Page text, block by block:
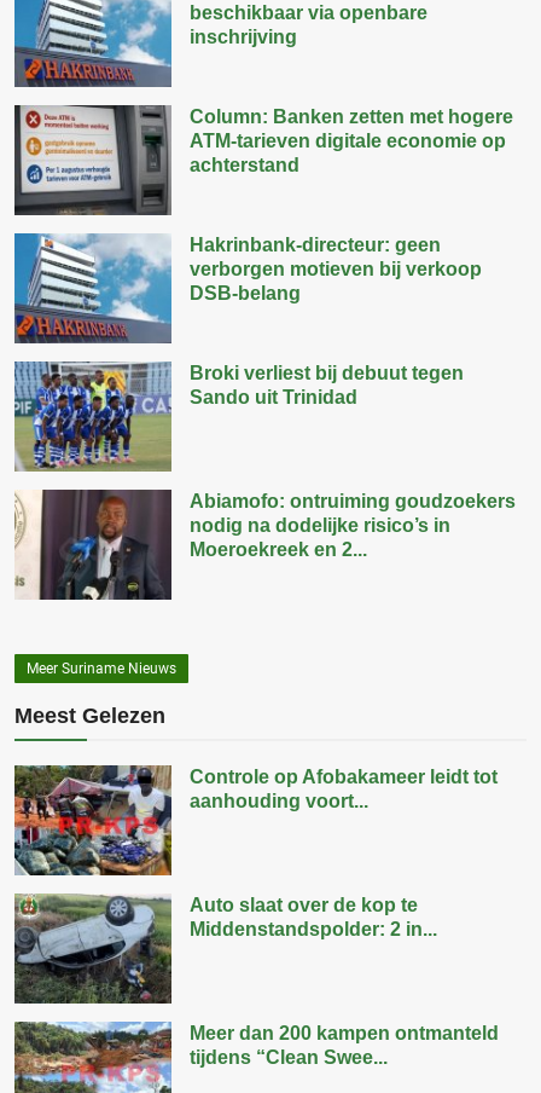
beschikbaar via openbare
inschrijving
Column: Banken zetten met hogere
ATM-tarieven digitale economie op
achterstand
Hakrinbank-directeur: geen
verborgen motieven bij verkoop
DSB-belang
Broki verliest bij debuut tegen
Sando uit Trinidad
Abiamofo: ontruiming goudzoekers
nodig na dodelijke risico’s in
Moeroekreek en 2...
Meer Suriname Nieuws
Meest Gelezen
Controle op Afobakameer leidt tot
aanhouding voort...
Auto slaat over de kop te
Middenstandspolder: 2 in...
Meer dan 200 kampen ontmanteld
tijdens “Clean Swee...